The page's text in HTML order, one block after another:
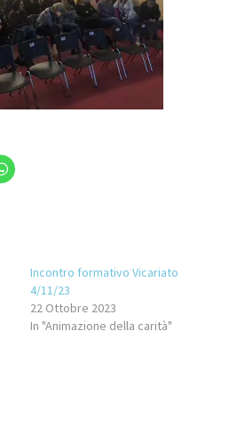
Incontro formativo Vicariato
4/11/23
22 Ottobre 2023
In "Animazione della carità"